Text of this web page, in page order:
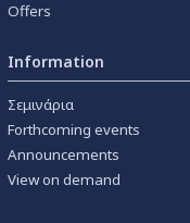
Offers
Information
Σεμινάρια
Forthcoming events
Announcements
View on demand